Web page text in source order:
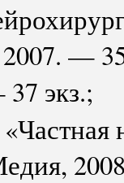
—
экз.;
2008